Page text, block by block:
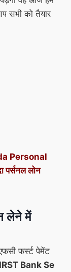
सभी को तैयार
Personal
लोन
लेने में
फर्स्ट पेमेंट
Bank Se